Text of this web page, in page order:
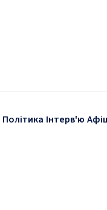
Політика Інтерв'ю